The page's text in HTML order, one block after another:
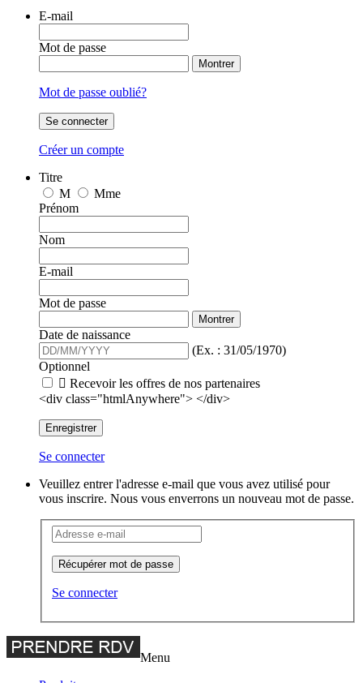
E-mail
Mot de passe
Montrer
Mot de passe oublié?
Se connecter
Créer un compte
Titre
M
Mme
Prénom
Nom
E-mail
Mot de passe
Montrer
Date de naissance
(Ex. : 31/05/1970)
Optionnel
 Recevoir les offres de nos partenaires
<div class="htmlAnywhere"> </div>
Enregistrer
Se connecter
Veuillez entrer l'adresse e-mail que vous avez utilisé pour
vous inscrire. Nous vous enverrons un nouveau mot de passe.
Récupérer mot de passe
Se connecter
Menu